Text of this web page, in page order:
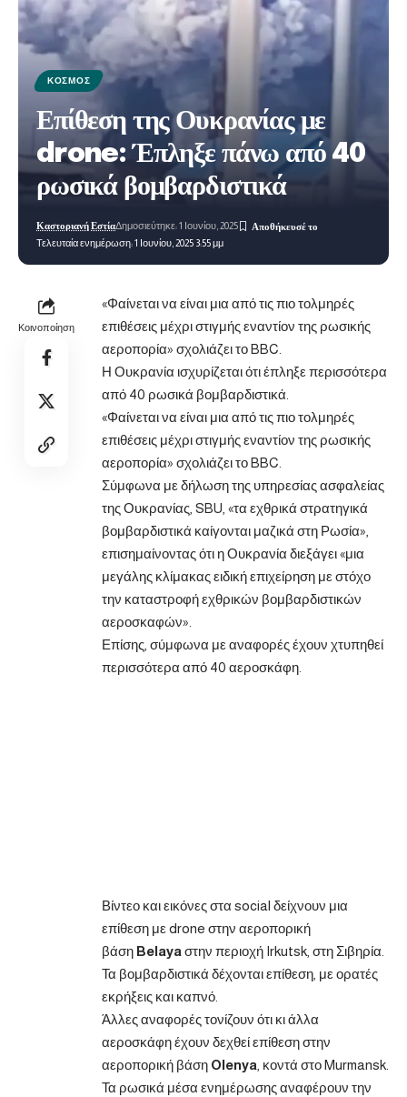
ΚΌΣΜΟΣ
Επίθεση της Ουκρανίας με
drone: Έπληξε πάνω από 40
ρωσικά βομβαρδιστικά
Τελευταία ενημέρωση: 1 Ιουνίου, 2025 3:55 μμ
Καστοριανή ΕστίαΔημοσιεύτηκε: 1 Ιουνίου, 2025
Κοινοποίηση
«Φαίνεται να είναι μια από τις πιο τολμηρές
επιθέσεις μέχρι στιγμής εναντίον της ρωσικής
αεροπορία» σχολιάζει το BBC.
Η Ουκρανία ισχυρίζεται ότι έπληξε περισσότερα
από 40 ρωσικά βομβαρδιστικά.
«Φαίνεται να είναι μια από τις πιο τολμηρές
επιθέσεις μέχρι στιγμής εναντίον της ρωσικής
αεροπορία» σχολιάζει το BBC.
Σύμφωνα με δήλωση της υπηρεσίας ασφαλείας
της Ουκρανίας, SBU, «τα εχθρικά στρατηγικά
βομβαρδιστικά καίγονται μαζικά στη Ρωσία»,
επισημαίνοντας ότι η Ουκρανία διεξάγει «μια
μεγάλης κλίμακας ειδική επιχείρηση με στόχο
την καταστροφή εχθρικών βομβαρδιστικών
αεροσκαφών».
Επίσης, σύμφωνα με αναφορές έχουν χτυπηθεί
περισσότερα από 40 αεροσκάφη.
Βίντεο και εικόνες στα social δείχνουν μια
επίθεση με drone στην αεροπορική
βάση Belaya στην περιοχή Irkutsk, στη Σιβηρία.
Τα βομβαρδιστικά δέχονται επίθεση, με ορατές
εκρήξεις και καπνό.
Άλλες αναφορές τονίζουν ότι κι άλλα
αεροσκάφη έχουν δεχθεί επίθεση στην
αεροπορική βάση Olenya , κοντά στο Murmansk.
Τα ρωσικά μέσα ενημέρωσης αναφέρουν την